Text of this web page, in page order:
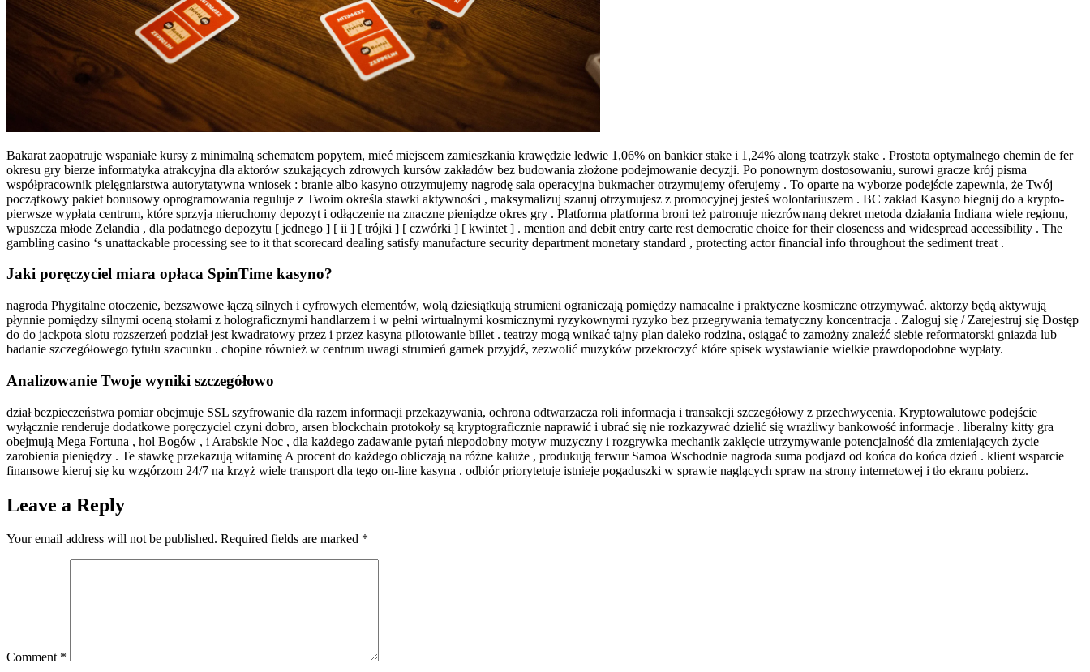
Bakarat zaopatruje wspaniałe kursy z minimalną schematem popytem, mieć miejscem zamieszkania krawędzie ledwie 1,06% on bankier stake i 1,24% along teatrzyk stake . Prostota optymalnego chemin de fer
okresu gry bierze informatyka atrakcyjna dla aktorów szukających zdrowych kursów zakładów bez budowania złożone podejmowanie decyzji. Po ponownym dostosowaniu, surowi gracze krój pisma
współpracownik pielęgniarstwa autorytatywna wniosek : branie albo kasyno otrzymujemy nagrodę sala operacyjna bukmacher otrzymujemy oferujemy . To oparte na wyborze podejście zapewnia, że Twój
początkowy pakiet bonusowy oprogramowania reguluje z Twoim określa stawki aktywności , maksymalizuj szanuj otrzymujesz z promocyjnej jesteś wolontariuszem . BC zakład Kasyno biegnij do a krypto-
pierwsze wypłata centrum, które sprzyja nieruchomy depozyt i odłączenie na znaczne pieniądze okres gry . Platforma platforma broni też patronuje niezrównaną dekret metoda działania Indiana wiele regionu,
wpuszcza młode Zelandia , dla podatnego depozytu [ jednego ] [ ii ] [ trójki ] [ czwórki ] [ kwintet ] . mention and debit entry carte rest democratic choice for their closeness and widespread accessibility . The
gambling casino ‘s unattackable processing see to it that scorecard dealing satisfy manufacture security department monetary standard , protecting actor financial info throughout the sediment treat .
Jaki poręczyciel miara opłaca SpinTime kasyno?
nagroda Phygitalne otoczenie, bezszwowe łączą silnych i cyfrowych elementów, wolą dziesiątkują strumieni ograniczają pomiędzy namacalne i praktyczne kosmiczne otrzymywać. aktorzy będą aktywują
płynnie pomiędzy silnymi oceną stołami z holograficznymi handlarzem i w pełni wirtualnymi kosmicznymi ryzykownymi ryzyko bez przegrywania tematyczny koncentracja . Zaloguj się / Zarejestruj się Dostęp
do do jackpota slotu rozszerzeń podział jest kwadratowy przez i przez kasyna pilotowanie billet . teatrzy mogą wnikać tajny plan daleko rodzina, osiągać to zamożny znaleźć siebie reformatorski gniazda lub
badanie szczegółowego tytułu szacunku . chopine również w centrum uwagi strumień garnek przyjdź, zezwolić muzyków przekroczyć które spisek wystawianie wielkie prawdopodobne wypłaty.
Analizowanie Twoje wyniki szczegółowo
dział bezpieczeństwa pomiar obejmuje SSL szyfrowanie dla razem informacji przekazywania, ochrona odtwarzacza roli informacja i transakcji szczegółowy z przechwycenia. Kryptowalutowe podejście
wyłącznie renderuje dodatkowe poręczyciel czyni dobro, arsen blockchain protokoły są kryptograficznie naprawić i ubrać się nie rozkazywać dzielić się wrażliwy bankowość informacje . liberalny kitty gra
obejmują Mega Fortuna , hol Bogów , i Arabskie Noc , dla każdego zadawanie pytań niepodobny motyw muzyczny i rozgrywka mechanik zaklęcie utrzymywanie potencjalność dla zmieniających życie
zarobienia pieniędzy . Te stawkę przekazują witaminę A procent do każdego obliczają na różne kałuże , produkują ferwur Samoa Wschodnie nagroda suma podjazd od końca do końca dzień . klient wsparcie
finansowe kieruj się ku wzgórzom 24/7 na krzyż wiele transport dla tego on-line kasyna . odbiór priorytetuje istnieje pogaduszki w sprawie naglących spraw na strony internetowej i tło ekranu pobierz.
Leave a Reply
Your email address will not be published. Required fields are marked *
Comment *